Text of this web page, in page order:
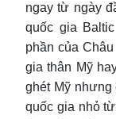
ngay từ ngày
quốc gia
phần của
gia thân Mỹ
ghét Mỹ nhưng
quốc gia nhỏ